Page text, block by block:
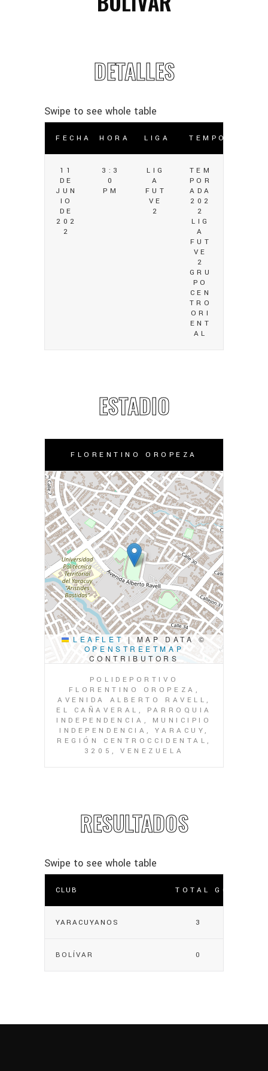
DETALLES
FECHA HORA LIGA TEMPORADA
11
DE
JUN
IO
DE
202
2
3:3
0
PM
LIG
A
FUT
VE
2
TEM
POR
ADA
202
2
LIG
A
FUT
VE
2
GRU
PO
CEN
TRO
ORI
ENT
AL
ESTADIO
FLORENTINO OROPEZA
LEAFLET |
MAP DATA ©
OPENSTREETMAP
CONTRIBUTORS
POLIDEPORTIVO
FLORENTINO OROPEZA,
AVENIDA ALBERTO RAVELL,
EL CAÑAVERAL, PARROQUIA
INDEPENDENCIA, MUNICIPIO
INDEPENDENCIA, YARACUY,
REGIÓN CENTROCCIDENTAL,
3205, VENEZUELA
RESULTADOS
CLUB TOTAL GOLES
YARACUYANOS 3
BOLÍVAR 0